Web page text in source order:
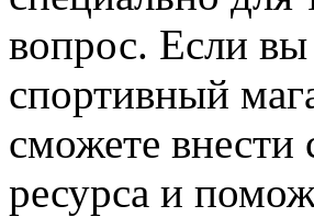
вопрос. Если вы
спортивный
сможете внести
ресурса и